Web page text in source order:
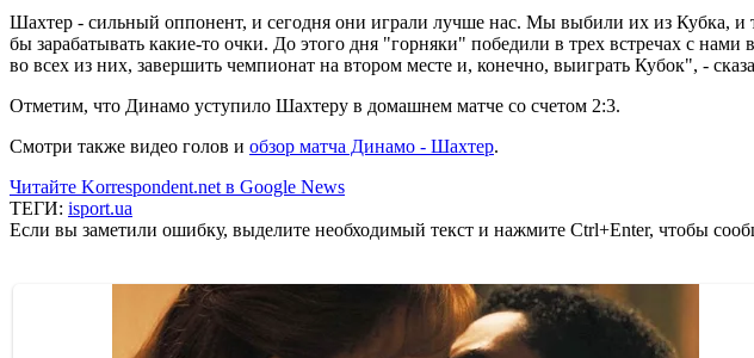
Шахтер - сильный оппонент, и сегодня они играли лучше нас. Мы выбили их из Кубка, и
бы зарабатывать какие-то очки. До этого дня "горняки" победили в трех встречах с
во всех из них, завершить чемпионат на втором месте и, конечно, выиграть Кубок", -
Отметим, что Динамо уступило Шахтеру в домашнем матче со счетом 2:3.
Смотри также видео голов и обзор матча Динамо - Шахтер.
Читайте Korrespondent.net в Google News
ТЕГИ: isport.ua
Если вы заметили ошибку, выделите необходимый текст и нажмите Ctrl+Enter, чтобы